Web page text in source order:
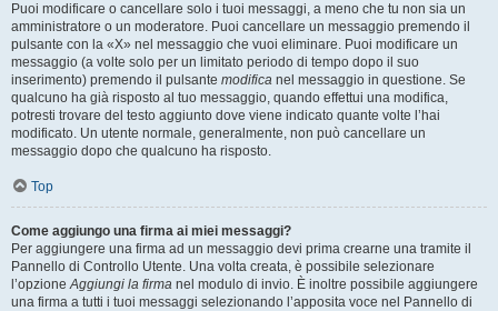
Puoi modificare o cancellare solo i tuoi messaggi, a meno che tu non sia un
amministratore o un moderatore. Puoi cancellare un messaggio premendo il
pulsante con la «X» nel messaggio che vuoi eliminare. Puoi modificare un
messaggio (a volte solo per un limitato periodo di tempo dopo il suo
inserimento) premendo il pulsante modifica nel messaggio in questione. Se
qualcuno ha già risposto al tuo messaggio, quando effettui una modifica,
potresti trovare del testo aggiunto dove viene indicato quante volte l’hai
modificato. Un utente normale, generalmente, non può cancellare un
messaggio dopo che qualcuno ha risposto.
Top
Come aggiungo una firma ai miei messaggi?
Per aggiungere una firma ad un messaggio devi prima crearne una tramite il
Pannello di Controllo Utente. Una volta creata, è possibile selezionare
l’opzioneAggiungi la firma nel modulo di invio. È inoltre possibile aggiungere
una firma a tutti i tuoi messaggi selezionando l’apposita voce nel Pannello di